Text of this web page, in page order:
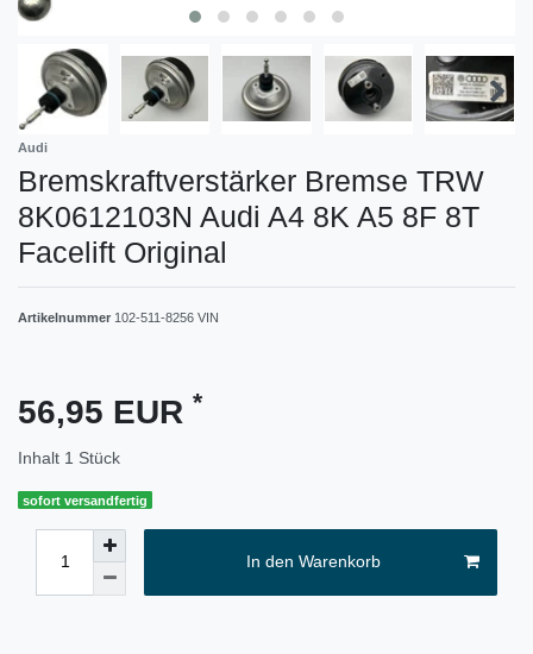
Audi
Bremskraftverstärker Bremse TRW
8K0612103N Audi A4 8K A5 8F 8T
Facelift Original
Artikelnummer 102-511-8256 VIN
56,95 EUR *
Inhalt 1 Stück
sofort versandfertig
In den Warenkorb